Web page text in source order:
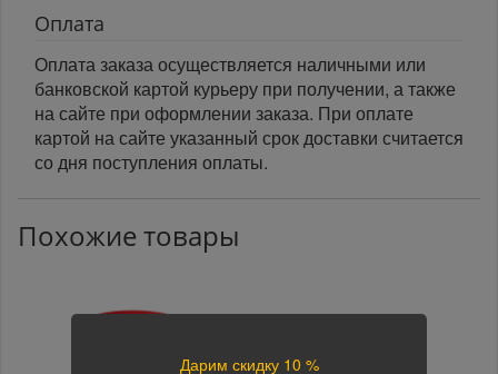
Оплата
Оплата заказа осуществляется наличными или
банковской картой курьеру при получении, а также
на сайте при оформлении заказа. При оплате
картой на сайте указанный срок доставки считается
со дня поступления оплаты.
Похожие товары
Дарим скидку 10 %